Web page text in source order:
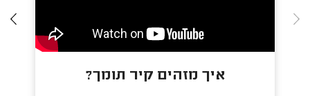
איך מזהים קיר תומך?